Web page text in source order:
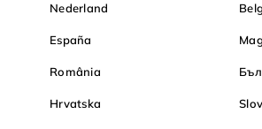
Nederland
España
România
Hrvatska